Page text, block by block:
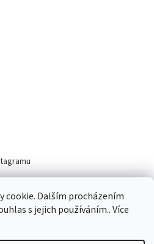
cookie. Dalším procházením
s jejich používáním.. Více